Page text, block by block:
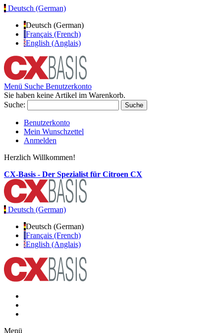
Deutsch (German)
Deutsch (German)
Français (French)
English (Anglais)
Menü Suche Benutzerkonto
Sie haben keine Artikel im Warenkorb.
Suche:
Suche
Benutzerkonto
Mein Wunschzettel
Anmelden
Herzlich Willkommen!
CX-Basis - Der Spezialist für Citroen CX
Deutsch (German)
Deutsch (German)
Français (French)
English (Anglais)
Menü